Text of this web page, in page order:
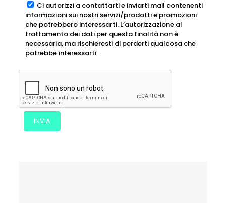
Ci autorizzi a contattarti e inviarti mail contenenti
informazioni sui nostri servizi/prodotti e promozioni
che potrebbero interessarti. L’autorizzazione al
trattamento dei dati per questa finalità non è
necessaria, ma rischieresti di perderti qualcosa che
potrebbe interessarti.